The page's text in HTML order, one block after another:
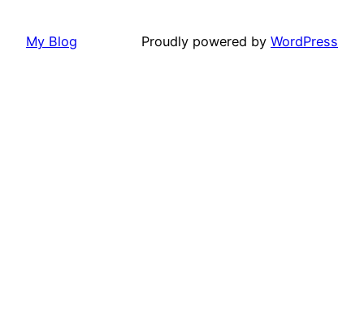
My Blog Proudly powered by WordPress